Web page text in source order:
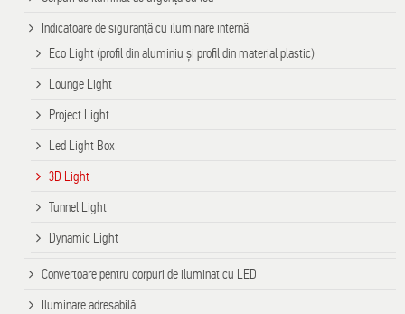
Indicatoare de siguranță cu iluminare internă
Eco Light (profil din aluminiu și profil din material plastic)
Lounge Light
Project Light
Led Light Box
3D Light
Tunnel Light
Dynamic Light
Convertoare pentru corpuri de iluminat cu LED
Iluminare adresabilă